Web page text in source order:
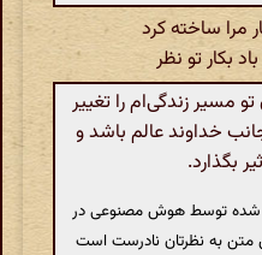
مرا ساخته کرد
بکار تو نظر
مسیر زندگی‌ام را تغییر
جانب خداوند عالم باشد و
بگذارد.
شده توسط هوش مصنوعی در
متن به نظرتان نادرست است